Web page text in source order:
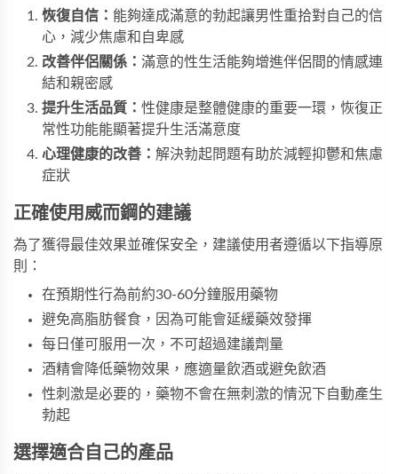
恢復自信： 能夠達成滿意的勃起讓男性重拾對自己的信
心，減少焦慮和自卑感
改善伴侶關係： 滿意的性生活能夠增進伴侶間的情感連
結和親密感
提升生活品質： 性健康是整體健康的重要一環，恢復正
常性功能能顯著提升生活滿意度
心理健康的改善： 解決勃起問題有助於減輕抑鬱和焦慮
症狀
正確使用威而鋼的建議
為了獲得最佳效果並確保安全，建議使用者遵循以下指導原
則：
在預期性行為前約30-60分鐘服用藥物
避免高脂肪餐食，因為可能會延緩藥效發揮
每日僅可服用一次，不可超過建議劑量
酒精會降低藥物效果，應適量飲酒或避免飲酒
性刺激是必要的，藥物不會在無刺激的情況下自動產生
勃起
選擇適合自己的產品